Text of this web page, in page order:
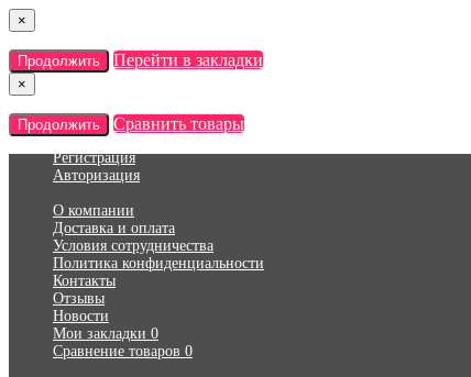
×
Продолжить Перейти в закладки
×
Продолжить Сравнить товары
Регистрация
Авторизация
О компании
Доставка и оплата
Условия сотрудничества
Политика конфиденциальности
Контакты
Отзывы
Новости
Мои закладки 0
Сравнение товаров 0